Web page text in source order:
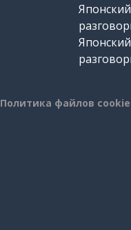
Политика файлов cookie